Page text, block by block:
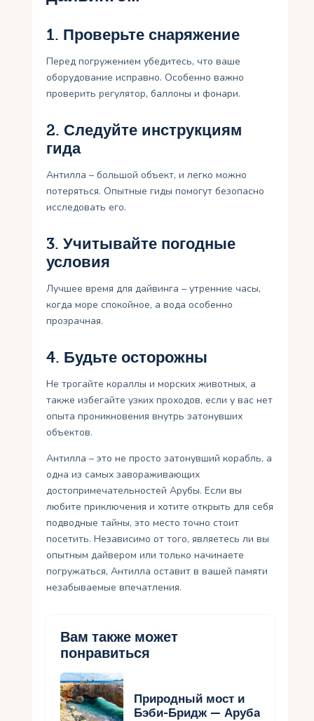
1. Проверьте снаряжение
Перед погружением убедитесь, что ваше
оборудование исправно. Особенно важно
проверить регулятор, баллоны и фонари.
2. Следуйте инструкциям
гида
Антилла – большой объект, и легко можно
потеряться. Опытные гиды помогут безопасно
исследовать его.
3. Учитывайте погодные
условия
Лучшее время для дайвинга – утренние часы,
когда море спокойное, а вода особенно
прозрачная.
4. Будьте осторожны
Не трогайте кораллы и морских животных, а
также избегайте узких проходов, если у вас нет
опыта проникновения внутрь затонувших
объектов.
Антилла – это не просто затонувший корабль, а
одна из самых завораживающих
достопримечательностей Арубы. Если вы
любите приключения и хотите открыть для себя
подводные тайны, это место точно стоит
посетить. Независимо от того, являетесь ли вы
опытным дайвером или только начинаете
погружаться, Антилла оставит в вашей памяти
незабываемые впечатления.
Вам также может
понравиться
Природный мост и
Бэби-Бридж — Аруба